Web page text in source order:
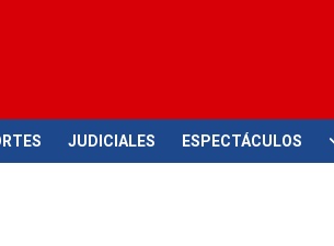
JUDICIALES ESPECTÁCULOS